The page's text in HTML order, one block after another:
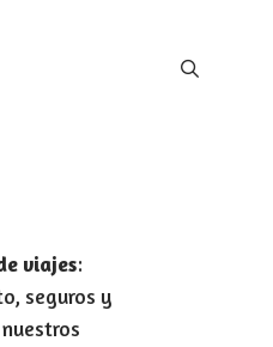
viajes:
seguros y